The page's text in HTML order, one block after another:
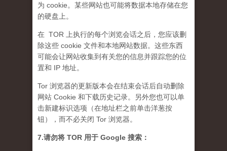
为 cookie。某些网站也可能将数据本地存储在您
的硬盘上。
在 TOR 上执行的每个浏览会话之后，您应该删
除这些 cookie 文件和本地网站数据。这些东西
可能会让网站收集到有关您的信息并跟踪您的位
置和 IP 地址。
Tor 浏览器的更新版本会在结束会话后自动删除
网站 Cookie 和下载历史记录。另外您也可以单
击新建标识选项（在地址栏之前单击洋葱按
钮），而不必关闭 Tor 浏览器。
7.请勿将 TOR 用于 Google 搜索：